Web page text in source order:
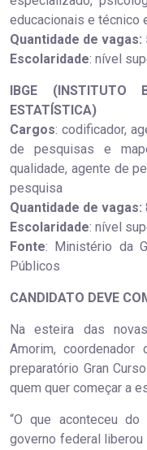
educacionais e técnico
Quantidade de vagas:
Escolaridade: nível
IBGE (INSTITUTO
ESTATÍSTICA)
Cargos: codificador,
de pesquisas e
qualidade, agente de
pesquisa
Quantidade de vagas:
Escolaridade: nível
Fonte: Ministério da
Públicos
CANDIDATO DEVE
Na esteira das
Amorim,
preparatório Gran
quem quer começar a
“O que aconteceu
governo federal